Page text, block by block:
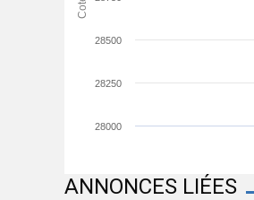
28000
28250
28500
ANNONCES LIÉES